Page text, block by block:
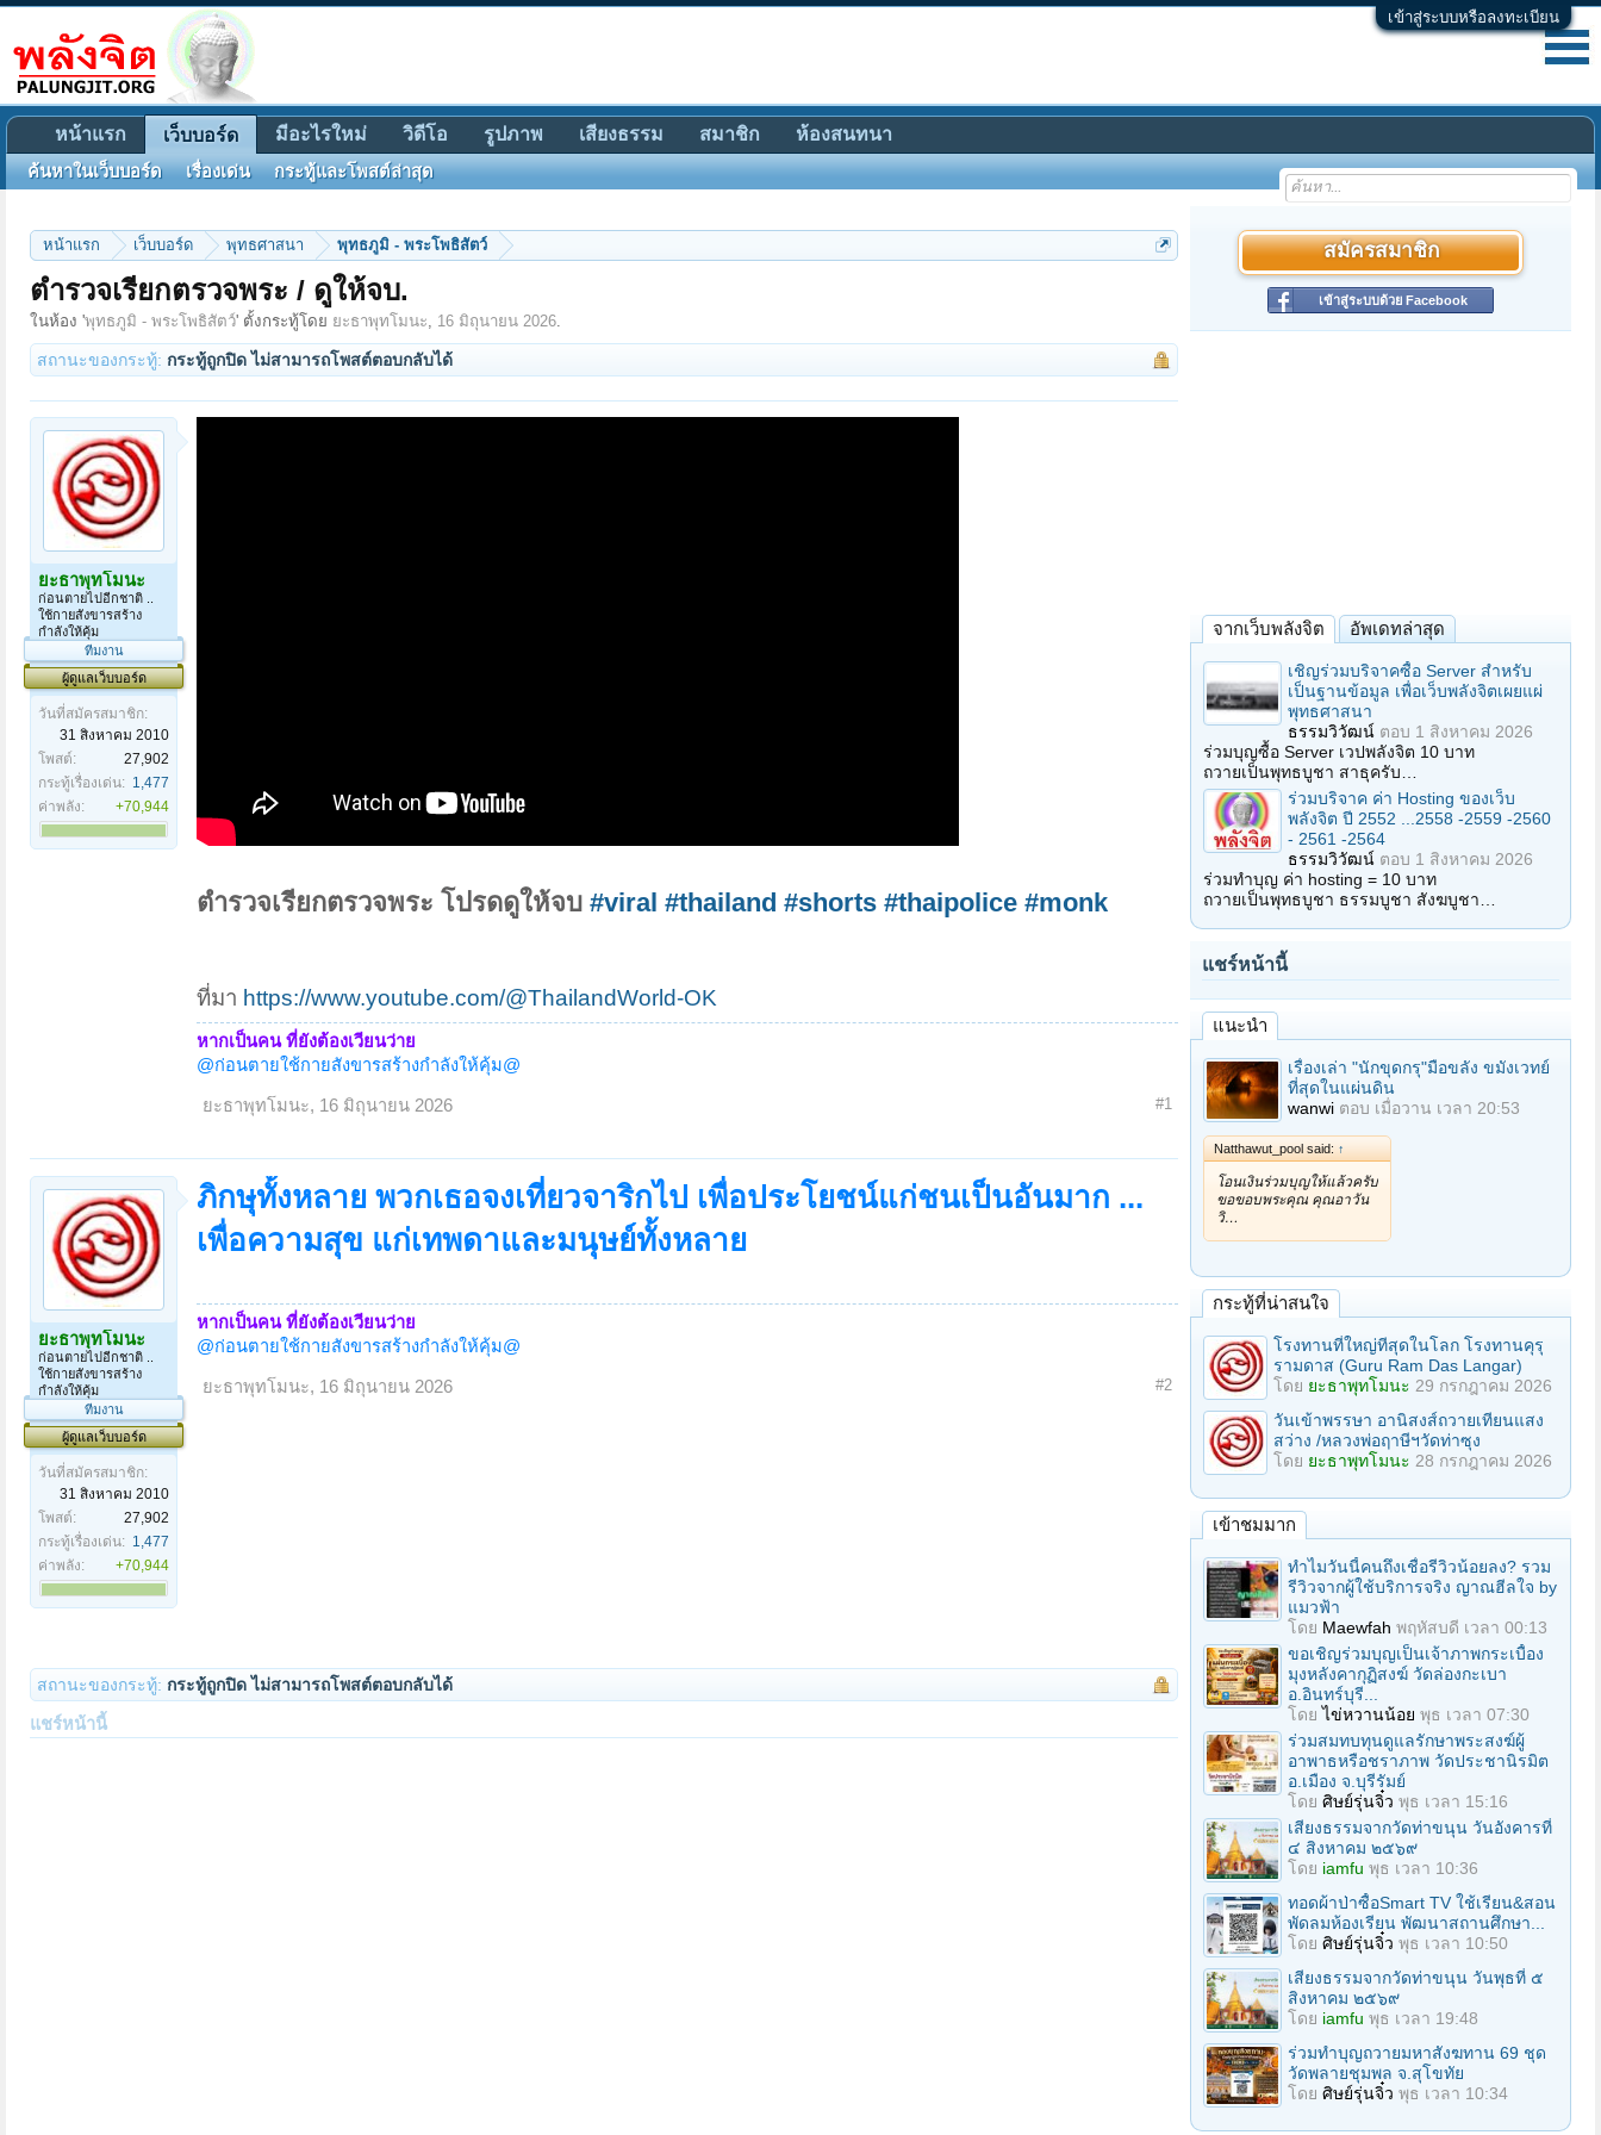
เข้าสู่ระบบหรือลงทะเบียน
หน้าแรก เว็บบอร์ด พุทธศาสนา พุทธภูมิ - พระโพธิสัตว์
ตำรวจเรียกตรวจพระ / ดูให้จบ.
ในห้อง 'พุทธภูมิ - พระโพธิสัตว์' ตั้งกระทู้โดย ยะธาพุทโมนะ, 16 มิถุนายน 2026.
สถานะของกระทู้: กระทู้ถูกปิด ไม่สามารถโพสต์ตอบกลับได้
ยะธาพุทโมนะ
ก่อนตายไปอีกชาติ ..
ใช้กายสังขารสร้าง
กำลังให้คุ้ม
ทีมงาน
ผู้ดูแลเว็บบอร์ด
วันที่สมัครสมาชิก:
31 สิงหาคม 2010
โพสต์:
27,902
กระทู้เรื่องเด่น: 1,477
ค่าพลัง:
+70,944
ตำรวจเรียกตรวจพระ โปรดดูให้จบ #viral #thailand #shorts #thaipolice #monk
ที่มา https://www.youtube.com/@ThailandWorld-OK
หากเป็นคน ที่ยังต้องเวียนว่าย
@ก่อนตายใช้กายสังขารสร้างกำลังให้คุ้ม@
ยะธาพุทโมนะ, 16 มิถุนายน 2026 #1
ยะธาพุทโมนะ
ก่อนตายไปอีกชาติ ..
ใช้กายสังขารสร้าง
กำลังให้คุ้ม
ทีมงาน
ผู้ดูแลเว็บบอร์ด
วันที่สมัครสมาชิก:
31 สิงหาคม 2010
โพสต์:
27,902
กระทู้เรื่องเด่น: 1,477
ค่าพลัง:
+70,944
ภิกษุทั้งหลาย พวกเธอจงเที่ยวจาริกไป เพื่อประโยชน์แก่ชนเป็นอันมาก ...
เพื่อความสุข แก่เทพดาและมนุษย์ทั้งหลาย
หากเป็นคน ที่ยังต้องเวียนว่าย
@ก่อนตายใช้กายสังขารสร้างกำลังให้คุ้ม@
ยะธาพุทโมนะ, 16 มิถุนายน 2026 #2
สถานะของกระทู้: กระทู้ถูกปิด ไม่สามารถโพสต์ตอบกลับได้
แชร์หน้านี้
สมัครสมาชิก
เข้าสู่ระบบด้วย Facebook
จากเว็บพลังจิต อัพเดทล่าสุด
เชิญร่วมบริจาคซื้อ Server สำหรับ
เป็นฐานข้อมูล เพื่อเว็บพลังจิตเผยแผ่
พุทธศาสนา
ธรรมวิวัฒน์ ตอบ 1 สิงหาคม 2026
ร่วมบุญซื้อ Server เวปพลังจิต 10 บาท
ถวายเป็นพุทธบูชา สาธุครับ…
ร่วมบริจาค ค่า Hosting ของเว็บ
พลังจิต ปี 2552 ...2558 -2559 -2560
- 2561 -2564
ธรรมวิวัฒน์ ตอบ 1 สิงหาคม 2026
ร่วมทำบุญ ค่า hosting = 10 บาท
ถวายเป็นพุทธบูชา ธรรมบูชา สังฆบูชา…
แชร์หน้านี้
แนะนำ
เรื่องเล่า "นักขุดกรุ"มือขลัง ขมังเวทย์
ที่สุดในแผ่นดิน
wanwi ตอบ เมื่อวาน เวลา 20:53
Natthawut_pool said: ↑
โอนเงินร่วมบุญให้แล้วครับ
ขอขอบพระคุณ คุณอาวัน
วิ…
กระทู้ที่น่าสนใจ
โรงทานที่ใหญ่ทีสุดในโลก โรงทานคุรุ
รามดาส (Guru Ram Das Langar)
โดย ยะธาพุทโมนะ 29 กรกฎาคม 2026
วันเข้าพรรษา อานิสงส์ถวายเทียนแสง
สว่าง /หลวงพ่อฤาษีฯวัดท่าซุง
โดย ยะธาพุทโมนะ 28 กรกฎาคม 2026
เข้าชมมาก
ทำไมวันนี้คนถึงเชื่อรีวิวน้อยลง? รวม
รีวิวจากผู้ใช้บริการจริง ญาณฮีลใจ by
แมวฟ้า
โดย Maewfah พฤหัสบดี เวลา 00:13
ขอเชิญร่วมบุญเป็นเจ้าภาพกระเบื้อง
มุงหลังคากุฏิสงฆ์ วัดล่องกะเบา
อ.อินทร์บุรี...
โดยไข่หวานน้อย พุธ เวลา 07:30
ร่วมสมทบทุนดูแลรักษาพระสงฆ์ผู้
อาพาธหรือชราภาพ วัดประชานิรมิต
อ.เมือง จ.บุรีรัมย์
โดย ศิษย์รุ่นจิ๋ว พุธ เวลา 15:16
เสียงธรรมจากวัดท่าขนุน วันอังคารที่
๔ สิงหาคม ๒๕๖๙
โดย iamfu พุธ เวลา 10:36
ทอดผ้าป่าซื้อSmart TV ใช้เรียน&สอน
พัดลมห้องเรียน พัฒนาสถานศึกษา...
โดย ศิษย์รุ่นจิ๋ว พุธ เวลา 10:50
เสียงธรรมจากวัดท่าขนุน วันพุธที่ ๕
สิงหาคม ๒๕๖๙
โดย iamfu พุธ เวลา 19:48
ร่วมทําบุญถวายมหาสังฆทาน 69 ชุด
วัดพลายชุมพล จ.สุโขทัย
โดย ศิษย์รุ่นจิ๋ว พุธ เวลา 10:34
หน้าแรก เว็บบอร์ด
ค้นหาในเว็บบอร์ด เรื่องเด่น กระทู้และโพสต์ล่าสุด
มีอะไรใหม่ วิดีโอ รูปภาพ เสียงธรรม สมาชิก ห้องสนทนา